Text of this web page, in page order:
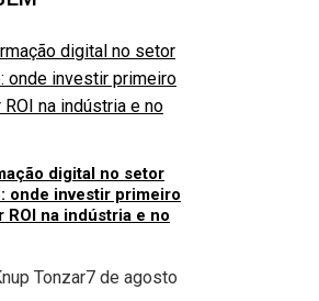
digital no setor
onde investir primeiro
ROI na indústria e no
Tonzar7 de agosto